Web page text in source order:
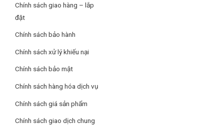
– Khoá trẻ em
Thông tin lắp đặt
Kích thước, khối lượng: Ngang 26.5 cm – Cao 112 cm – Sâu
26.5 cm – 12.5 kg
Hãng: LG
Chính sách giao hàng – lắp
đặt
Chính sách bảo hành
Chính sách xử lý khiếu nại
Chính sách bảo mật
Chính sách hàng hóa dịch vụ
Chính sách giá sản phẩm
Chính sách giao dịch chung